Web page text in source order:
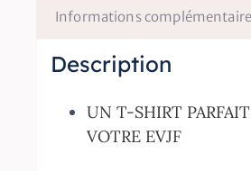
Informations
Description
UN T-SHIRT
VOTRE EVJF